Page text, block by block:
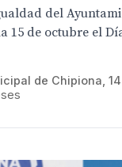
del
15 de octubre el
de Chipiona,